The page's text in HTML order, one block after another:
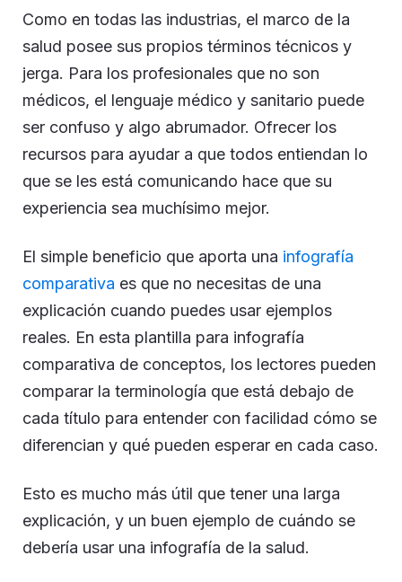
Como en todas las industrias, el marco de la
salud posee sus propios términos técnicos y
jerga. Para los profesionales que no son
médicos, el lenguaje médico y sanitario puede
ser confuso y algo abrumador. Ofrecer los
recursos para ayudar a que todos entiendan lo
que se les está comunicando hace que su
experiencia sea muchísimo mejor.
El simple beneficio que aporta una infografía
comparativa es que no necesitas de una
explicación cuando puedes usar ejemplos
reales. En esta plantilla para infografía
comparativa de conceptos, los lectores pueden
comparar la terminología que está debajo de
cada título para entender con facilidad cómo se
diferencian y qué pueden esperar en cada caso.
Esto es mucho más útil que tener una larga
explicación, y un buen ejemplo de cuándo se
debería usar una infografía de la salud.